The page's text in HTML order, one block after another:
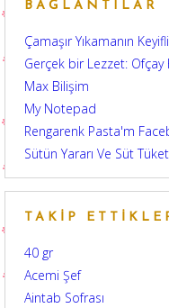
BAĞLANTILAR
Çamaşır Yıkamanın
Gerçek bir Lezzet: Ofçay
Max Bilişim
My Notepad
Rengarenk Pasta'm
Sütün Yararı Ve Süt
TAKIP
40 gr
Acemi Şef
Aintab Sofrası